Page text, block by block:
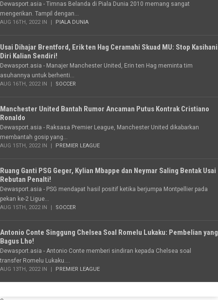
Dewasport.asia - Timnas Belanda di Piala Dunia 2010 memang sangat
mengerikan. Tampil dengan...
AUG 16TH, 2022 IN PIALA DUNIA
Usai Dihajar Brentford, Erik ten Hag Ceramahi Skuad MU: Stop Kasihani
Diri Kalian Sendiri!
Dewasport.asia - Manajer Manchester United, Erin ten Hag meminta tim
asuhannya untuk berhenti...
AUG 16TH, 2022 IN SOCCER
Manchester United Bantah Rumor Ancaman Putus Kontrak Cristiano
Ronaldo
Dewasport.asia - Raksasa Premier League, Manchester United dikabarkan
membantah gosip yang...
AUG 15TH, 2022 IN PREMIER LEAGUE
Ruang Ganti PSG Geger, Kylian Mbappe dan Neymar Saling Bentak Usai
Rebutan Penalti!
Dewasport.asia - PSG mendapat hasil positif ketika berjumpa Montpellier pada
pekan ke-2 Ligue...
AUG 15TH, 2022 IN SOCCER
Antonio Conte Singgung Chelsea Soal Romelu Lukaku: Pembelian yang
Bagus Lho!
Dewasport.asia - Antonio Conte memberi sindiran kepada Chelsea soal
transfer Romelu Lukaku....
AUG 13TH, 2022 IN PREMIER LEAGUE